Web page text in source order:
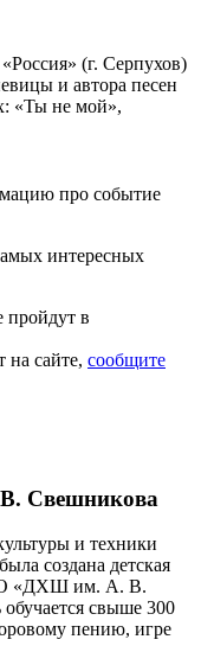
(г. Серпухов)
и автора песен
«Ты не мой»,
про событие
интересных
пройдут в
на сайте, сообщите
Свешникова
и техники
создана детская
«ДХШ им. А. В.
свыше 300
пению, игре